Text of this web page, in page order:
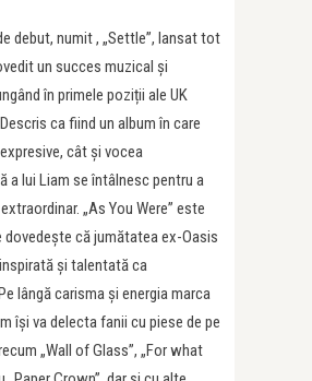
debut, numit , „Settle”, lansat tot
un succes muzical și
în primele poziții ale UK
ca fiind un album în care
cât și vocea
a lui Liam se întâlnesc pentru a
„As You Were” este
dovedește că jumătatea ex-Oasis
și talentată ca
lângă carisma și energia marca
își va delecta fanii cu piese de pe
„Wall of Glass”, „For what